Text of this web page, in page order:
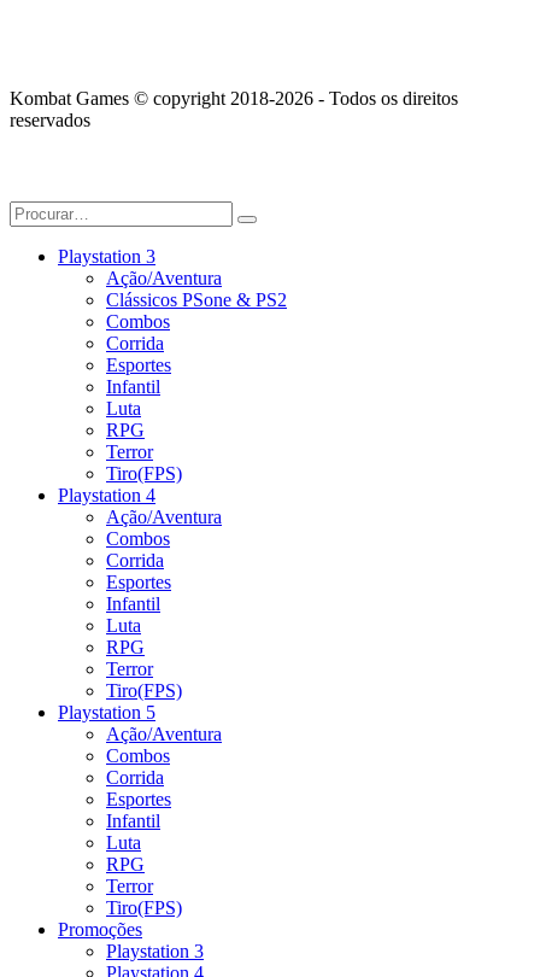
Kombat Games © copyright 2018-2026 - Todos os direitos
reservados
Playstation 3
Ação/Aventura
Clássicos PSone & PS2
Combos
Corrida
Esportes
Infantil
Luta
RPG
Terror
Tiro(FPS)
Playstation 4
Ação/Aventura
Combos
Corrida
Esportes
Infantil
Luta
RPG
Terror
Tiro(FPS)
Playstation 5
Ação/Aventura
Combos
Corrida
Esportes
Infantil
Luta
RPG
Terror
Tiro(FPS)
Promoções
Playstation 3
Playstation 4